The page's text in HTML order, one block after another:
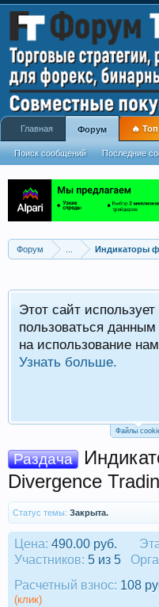
Форум Индикаторы
Этот сайт
пользоваться
на использование
Узнать больше.
Файлы
Раздача
Divergence
Статус темы: Закрыта.
Цена: 490.00 руб.
Участников: 5 из 5
Расчетный взнос: 108
(клик)
Главная Форум
Поиск сообщений Последние
🔥